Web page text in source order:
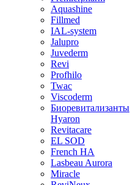
Aquashine
Fillmed
IAL-system
Jalupro
Juvederm
Revi
Profhilo
Twac
Viscoderm
Биоревитализанты
Hyaron
Revitacare
EL SOD
French HA
Lasbeau Aurora
Miracle